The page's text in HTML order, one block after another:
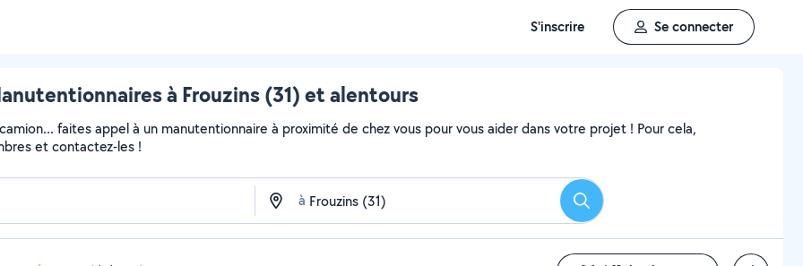
S'inscrire Se connecter
à Frouzins (31) et alentours
faites appel à un manutentionnaire à proximité de chez vous pour vous aider dans votre projet ! Pour cela,
et contactez-les !
à Rechercher